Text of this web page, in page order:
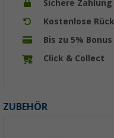
Sichere
Kostenlose
Bis zu 5%
Click & Collect
ZUBEHÖR